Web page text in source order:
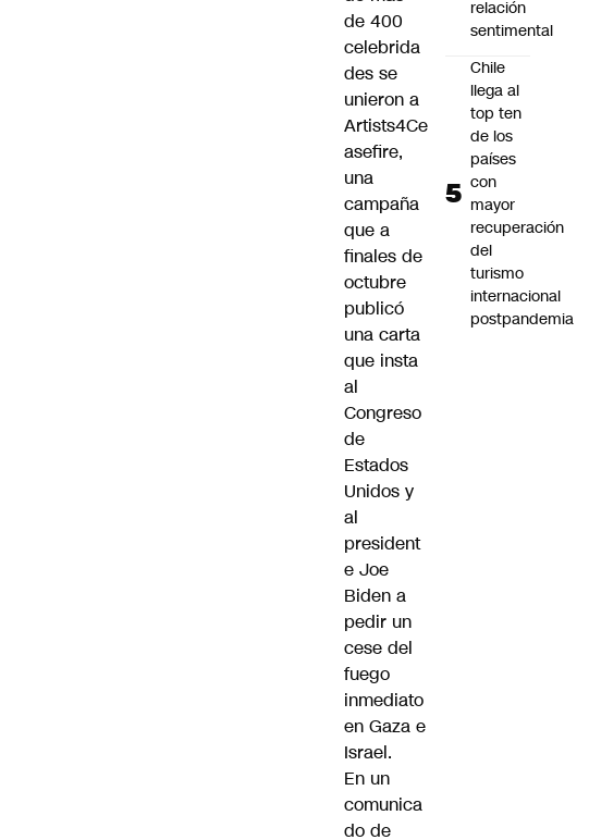
de 400
celebrida
des se
unieron a
Artists4Ce
asefire,
una
campaña
que a
finales de
octubre
publicó
una carta
que insta
al
Congreso
de
Estados
Unidos y
al
president
e Joe
Biden a
pedir un
cese del
fuego
inmediato
en Gaza e
Israel.
En un
comunica
do de
relación
sentimental
Chile
llega al
top ten
de los
países
con
mayor
recuperación
del
turismo
internacional
postpandemia